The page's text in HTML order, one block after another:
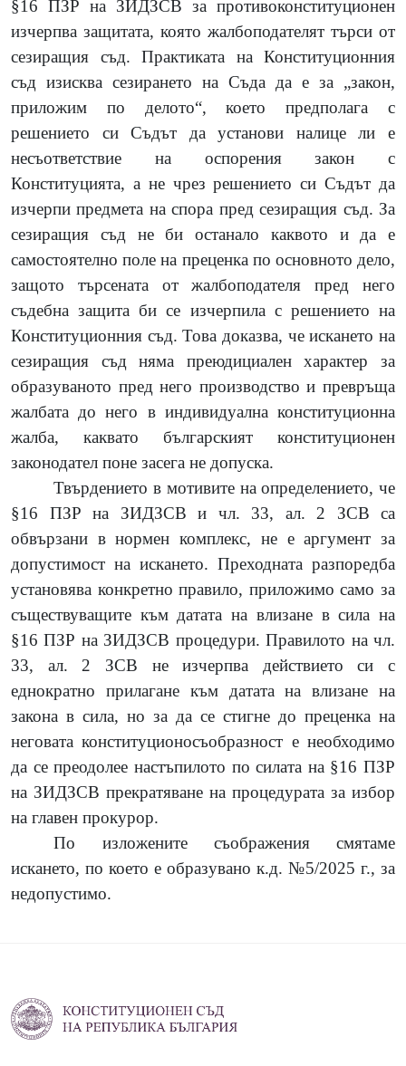
§16 ПЗР на ЗИДЗСВ за противоконституционен
изчерпва защитата, която жалбоподателят търси от
сезиращия съд. Практиката на Конституционния
съд изисква сезирането на Съда да е за „закон,
приложим по делото“, което предполага с
решението си Съдът да установи налице ли е
несъответствие на оспорения закон с
Конституцията, а не чрез решението си Съдът да
изчерпи предмета на спора пред сезиращия съд. За
сезиращия съд не би останало каквото и да е
самостоятелно поле на преценка по основното дело,
защото търсената от жалбоподателя пред него
съдебна защита би се изчерпила с решението на
Конституционния съд. Това доказва, че искането на
сезиращия съд няма преюдициален характер за
образуваното пред него производство и превръща
жалбата до него в индивидуална конституционна
жалба, каквато българският конституционен
законодател поне засега не допуска.
Твърдението в мотивите на определението, че
§16 ПЗР на ЗИДЗСВ и чл. 33, ал. 2 ЗСВ са
обвързани в нормен комплекс, не е аргумент за
допустимост на искането. Преходната разпоредба
установява конкретно правило, приложимо само за
съществуващите към датата на влизане в сила на
§16 ПЗР на ЗИДЗСВ процедури. Правилото на чл.
33, ал. 2 ЗСВ не изчерпва действието си с
еднократно прилагане към датата на влизане на
закона в сила, но за да се стигне до преценка на
неговата конституционосъобразност е необходимо
да се преодолее настъпилото по силата на §16 ПЗР
на ЗИДЗСВ прекратяване на процедурата за избор
на главен прокурор.
По изложените съображения смятаме
искането, по което е образувано к.д. №5/2025 г., за
недопустимо.